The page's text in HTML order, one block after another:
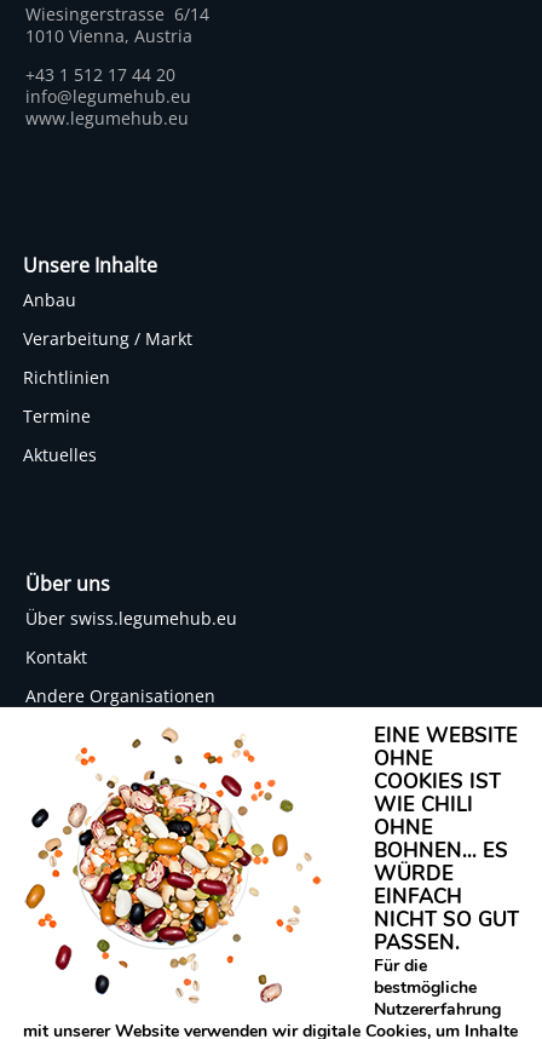
Wiesingerstrasse 6/14
1010 Vienna, Austria
+43 1 512 17 44 20
info@legumehub.eu
www.legumehub.eu
Unsere Inhalte
Anbau
Verarbeitung / Markt
Richtlinien
Termine
Aktuelles
Über uns
Über swiss.legumehub.eu
Kontakt
Andere Organisationen
Netzwerk Protein Power
Rechtliches
Datenschutz
Impressum
Legume Hub SWISS wurde durch das vom
EINE WEBSITE
OHNE
COOKIES IST
WIE CHILI
OHNE
BOHNEN... ES
WÜRDE
EINFACH
NICHT SO GUT
PASSEN.
Für die
bestmögliche
Nutzererfahrung
mit unserer Website verwenden wir digitale Cookies, um Inhalte